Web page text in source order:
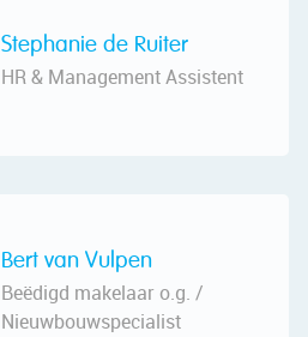
Stephanie de Ruiter
HR & Management Assistent
Bert van Vulpen
Beëdigd makelaar o.g. /
Nieuwbouwspecialist